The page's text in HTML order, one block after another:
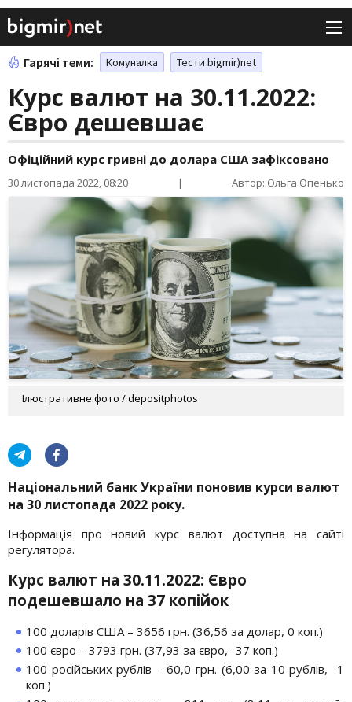
Гарячі теми: Комуналка Тести bigmir)net
Курс валют на 30.11.2022:
Євро дешевшає
Офіційний курс гривні до долара США зафіксовано
30 листопада 2022, 08:20 | Автор: Ольга Опенько
Ілюстративне фото / depositphotos
Національний банк України поновив курси валют
на 30 листопада 2022 року.
Інформація про новий курс валют доступна на сайті
регулятора.
Курс валют на 30.11.2022: Євро
подешевшало на 37 копійок
100 доларів США – 3656 грн. (36,56 за долар, 0 коп.)
100 євро – 3793 грн. (37,93 за євро, -37 коп.)
100 російських рублів – 60,0 грн. (6,00 за 10 рублів, -1
коп.)